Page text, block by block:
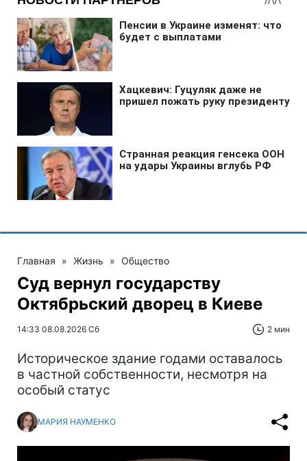
Главная » Жизнь » Общество
Суд вернул государству
Октябрьский дворец в Киеве
14:33 08.08.2026 Сб 2 мин
Историческое здание годами оставалось
в частной собственности, несмотря на
особый статус
МАРИЯ НАУМЕНКО